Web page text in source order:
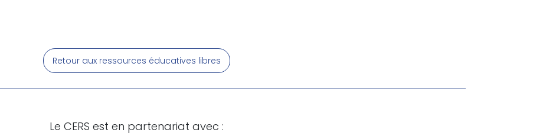
Retour aux ressources éducatives libres
Le CERS est en partenariat avec :